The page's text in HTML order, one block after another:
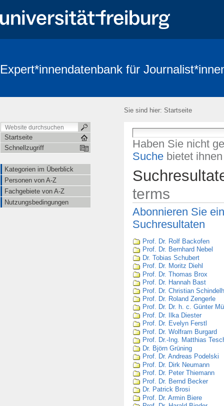
Expert*innendatenbank für
Sie sind hier: Startseite
Startseite
Schnellzugriff
Kategorien im Überblick
Personen von A-Z
Fachgebiete von A-Z
Nutzungsbedingungen
Haben Sie nicht
Suche bietet
terms
Abonnieren Sie
Suchresultaten
Prof. Dr. Rolf Backofen
Prof. Dr. Bernhard Nebel
Dr. Tobias Schubert
Prof. Dr. Moritz Diehl
Prof. Dr. Thomas Brox
Prof. Dr. Hannah Bast
Prof. Dr. Christian
Prof. Dr. Roland Zengerle
Prof. Dr. Dr. h. c. Günter
Prof. Dr. Ilka Diester
Prof. Dr. Evelyn Ferstl
Prof. Dr. Wolfram Burgard
Prof. Dr.-Ing. Matthias
Dr. Björn Grüning
Prof. Dr. Andreas Podelski
Prof. Dr. Dirk Neumann
Prof. Dr. Peter Thiemann
Prof. Dr. Bernd Becker
Dr. Patrick Brosi
Prof. Dr. Armin Biere